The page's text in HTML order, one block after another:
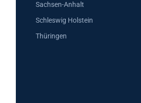
Sachsen-Anhalt
Schleswig Holstein
Thüringen